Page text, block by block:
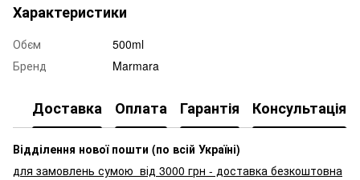
Характеристики
Обєм
500ml
Бренд
Marmara
Доставка Оплата Гарантія Консультація
Відділення нової пошти (по всій Україні)
для замовлень сумою від 3000 грн - доставка безкоштовна